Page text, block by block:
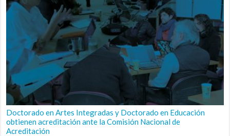
Doctorado en Artes Integradas y Doctorado en Educación
obtienen acreditación ante la Comisión Nacional de
Acreditación